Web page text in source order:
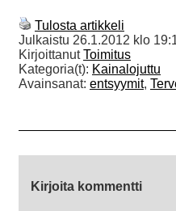
Tulosta artikkeli
Julkaistu 26.1.2012 klo
KirjoittanutToimitus
Kategoria(t): Kainalojuttu
Avainsanat: entsyymit,
Kirjoita kommentti